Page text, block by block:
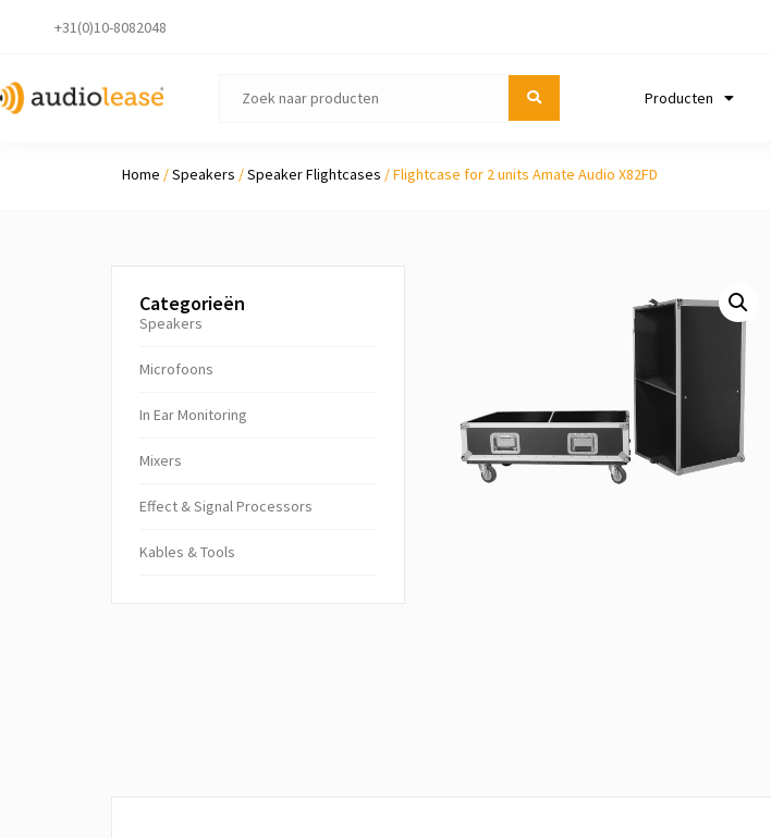
+31(0)10-8082048
Producten
Home /Speakers /Speaker Flightcases / Flightcase for 2 units Amate Audio X82FD
Categorieën
Speakers
Microfoons
In Ear Monitoring
Mixers
Ef­fect & Sig­nal Pro­cessors
Kables & Tools